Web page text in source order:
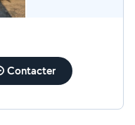
Contacter